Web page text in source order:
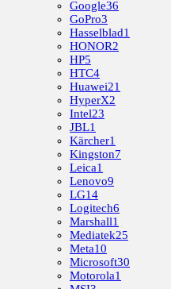
Google36
GoPro3
Hasselblad1
HONOR2
HP5
HTC4
Huawei21
HyperX2
Intel23
JBL1
Kärcher1
Kingston7
Leica1
Lenovo9
LG14
Logitech6
Marshall1
Mediatek25
Meta10
Microsoft30
Motorola1